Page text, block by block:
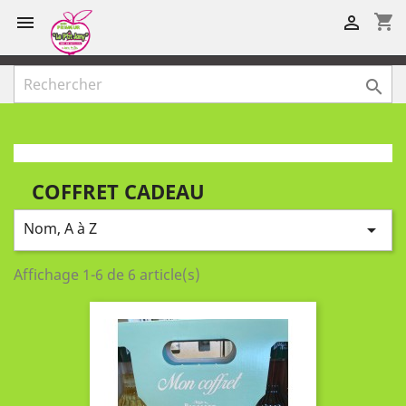
 shopping_cart


COFFRET CADEAU
Nom, A à Z 
Affichage 1-6 de 6 article(s)